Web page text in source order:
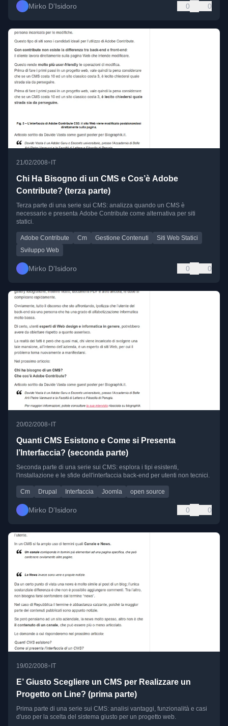
Mirko D’Isidoro 0 0
21/02/2008•IT
Chi Ha Bisogno di un CMS e Cos’è Adobe
Contribute? (terza parte)
Terza parte di una serie sui CMS: analizza quando un CMS è
necessario e presenta Adobe Contribute come alternativa per siti
statici.
Adobe Contribute Cm Gestione Contenuti
Siti Web Statici
Sviluppo Web
Mirko D’Isidoro 0 0
20/02/2008• IT
Quanti CMS Esistono e Come si Presenta
l’Interfaccia? (seconda parte)
Seconda parte di una serie sui CMS: esplora i tipi esistenti,
l'installazione e le sfide dell'interfaccia back-end per utenti non tecnici.
Cm Drupal Interfaccia Joomla open source
Mirko D’Isidoro 0 0
19/02/2008• IT
E’ Giusto Scegliere un CMS per Realizzare un
Progetto on Line? (prima parte)
Prima parte di una serie sui CMS: analisi vantaggi, funzionalità e casi
d'uso per la scelta del sistema giusto per un progetto web.